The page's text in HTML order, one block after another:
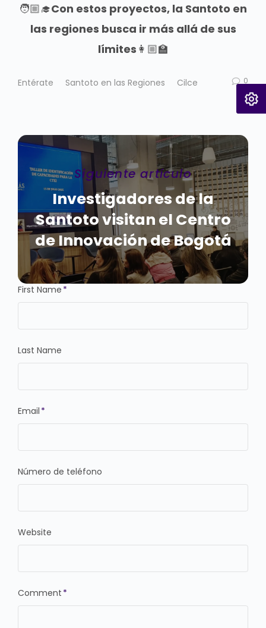
🧑🏼‍🎓Con estos proyectos, la Santoto en
las regiones busca ir más allá de sus
límites 👩🏼‍🏫
Entérate Santoto en las Regiones Cilce 0
Siguiente artículo
Investigadores de la
Santoto visitan el Centro
de Innovación de Bogotá
First Name *
Last Name
Email *
Número de teléfono
Website
Comment *